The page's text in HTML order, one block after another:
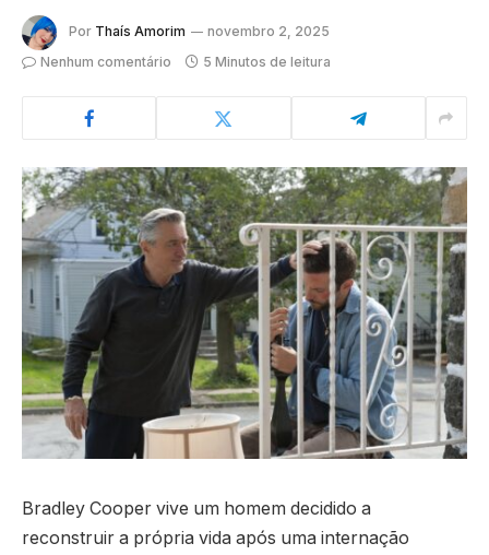
Por Thaís Amorim
novembro 2, 2025
Nenhum comentário
5 Minutos de leitura
Bradley Cooper vive um homem decidido a
reconstruir a própria vida após uma internação